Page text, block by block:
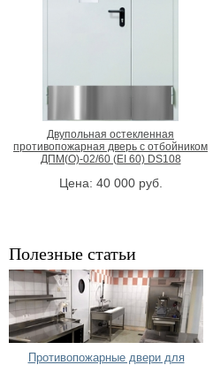
Двупольная остекленная
противопожарная дверь с отбойником
ДПМ(О)-02/60 (EI 60) DS108
Цена: 40 000руб.
Полезные статьи
Противопожарные двери для